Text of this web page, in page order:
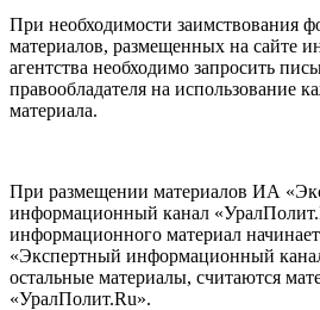
При необходимости заимствования
материалов, размещенных на сайте
агентства необходимо запросить
правообладателя на использование
материала.
При размещении материалов ИА
информационный канал
информационного материал
«Экспертный информационный
остальные материалы, считаются
«УралПолит.Ru».